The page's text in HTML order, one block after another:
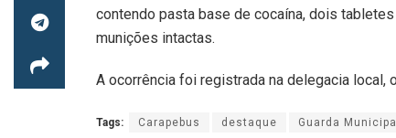
contendo pasta base de cocaína, dois
munições intactas.
A ocorrência foi registrada na delegacia
Tags: Carapebus destaque Guarda